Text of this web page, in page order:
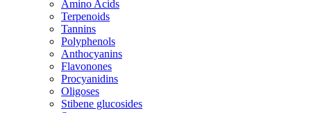
Amino Acids
Terpenoids
Tannins
Polyphenols
Anthocyanins
Flavonones
Procyanidins
Oligoses
Stibene glucosides